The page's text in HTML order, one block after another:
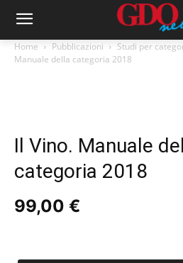
Home Pubblicazioni Studi per
Manuale della categoria 2018
Il Vino. Manuale
categoria 2018
99,00 €